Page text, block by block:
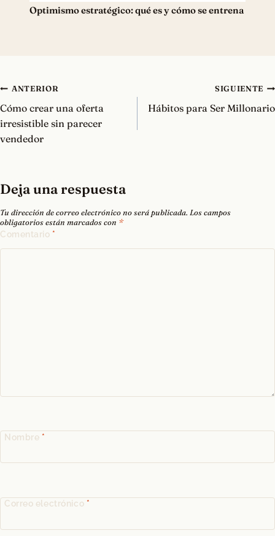
Optimismo estratégico: qué es y cómo se entrena
Navegación
de
entradas
ANTERIOR
Cómo crear una oferta
irresistible sin parecer
vendedor
SIGUIENTE
Hábitos para Ser Millonario
Deja una respuesta
Tu dirección de correo electrónico no será publicada. Los campos
obligatorios están marcados con *
Comentario *
Nombre *
Correo electrónico *